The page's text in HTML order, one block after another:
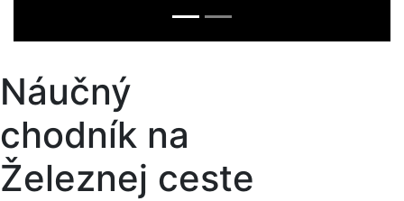
Náučný
chodník na
Železnej ceste